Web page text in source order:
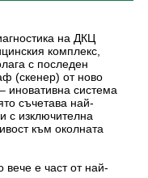
на ДКЦ
комплекс,
с последен
(скенер) от ново
иновативна система
съчетава най-
с изключителна
към околната
вече е част от най-